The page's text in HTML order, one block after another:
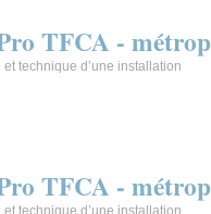
TFCA -
technique d’une installation
TFCA -
technique d’une installation